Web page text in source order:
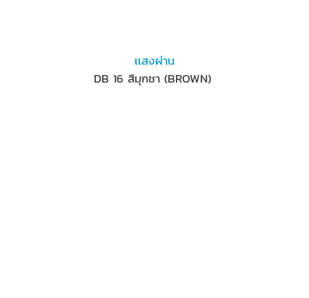
เเสงผ่าน
DB 16 สีมุกชา (BROWN)